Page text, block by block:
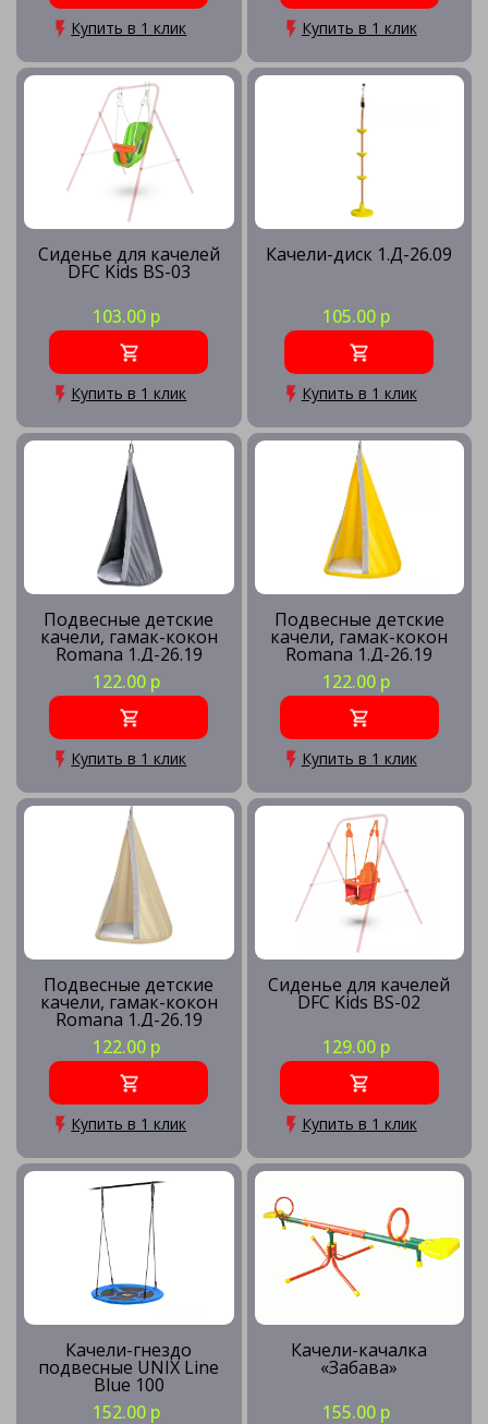
Купить в 1 клик Купить в 1 клик
Сиденье для качелей
DFC Kids BS-03
103.00 р
Купить в 1 клик
Качели-диск 1.Д-26.09
105.00 р
Купить в 1 клик
Подвесные детские
качели, гамак-кокон
Romana 1.Д-26.19
(серый)
122.00 р
Купить в 1 клик
Подвесные детские
качели, гамак-кокон
Romana 1.Д-26.19
(жёлтый)
122.00 р
Купить в 1 клик
Подвесные детские
качели, гамак-кокон
Romana 1.Д-26.19
(бежевый)
122.00 р
Купить в 1 клик
Сиденье для качелей
DFC Kids BS-02
129.00 р
Купить в 1 клик
Качели-гнездо
подвесные UNIX Line
Blue 100
152.00 р
Качели-качалка
«Забава»
155.00 р